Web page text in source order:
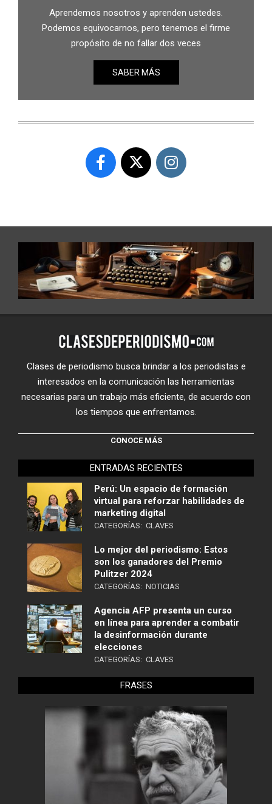
Aprendemos nosotros y aprenden ustedes.
Podemos equivocarnos, pero tenemos el firme
propósito de no fallar dos veces
SABER MÁS
Clases de periodismo busca brindar a los periodistas e
interesados en la comunicación las herramientas
necesarias para un trabajo más eficiente, de acuerdo con
los tiempos que enfrentamos.
CONOCE MÁS
ENTRADAS RECIENTES
Perú: Un espacio de formación
virtual para reforzar habilidades de
marketing digital
CATEGORÍAS: CLAVES
Lo mejor del periodismo: Estos
son los ganadores del Premio
Pulitzer 2024
CATEGORÍAS: NOTICIAS
Agencia AFP presenta un curso
en línea para aprender a combatir
la desinformación durante
elecciones
CATEGORÍAS: CLAVES
FRASES